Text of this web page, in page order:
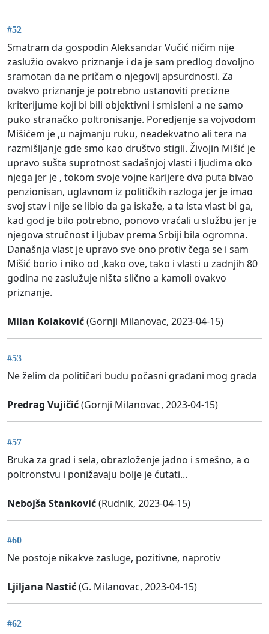
#52
Smatram da gospodin Aleksandar Vučić ničim nije
zaslužio ovakvo priznanje i da je sam predlog dovoljno
sramotan da ne pričam o njegovij apsurdnosti. Za
ovakvo priznanje je potrebno ustanoviti precizne
kriterijume koji bi bili objektivni i smisleni a ne samo
puko stranačko poltronisanje. Poredjenje sa vojvodom
Mišićem je ,u najmanju ruku, neadekvatno ali tera na
razmišljanje gde smo kao društvo stigli. Živojin Mišić je
upravo sušta suprotnost sadašnjoj vlasti i ljudima oko
njega jer je , tokom svoje vojne karijere dva puta bivao
penzionisan, uglavnom iz političkih razloga jer je imao
svoj stav i nije se libio da ga iskaže, a ta ista vlast bi ga,
kad god je bilo potrebno, ponovo vraćali u službu jer je
njegova stručnost i ljubav prema Srbiji bila ogromna.
Današnja vlast je upravo sve ono protiv čega se i sam
Mišić borio i niko od ,kako ove, tako i vlasti u zadnjih 80
godina ne zaslužuje ništa slično a kamoli ovakvo
priznanje.
Milan Kolaković(Gornji Milanovac, 2023-04-15)
#53
Ne želim da političari budu počasni građani mog grada
Predrag Vujičić(Gornji Milanovac, 2023-04-15)
#57
Bruka za grad i sela, obrazloženje jadno i smešno, a o
poltronstvu i ponižavaju bolje je ćutati...
Nebojša Stanković(Rudnik, 2023-04-15)
#60
Ne postoje nikakve zasluge, pozitivne, naprotiv
Ljiljana Nastić(G. Milanovac, 2023-04-15)
#62